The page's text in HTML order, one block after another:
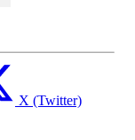
X (Twitter)